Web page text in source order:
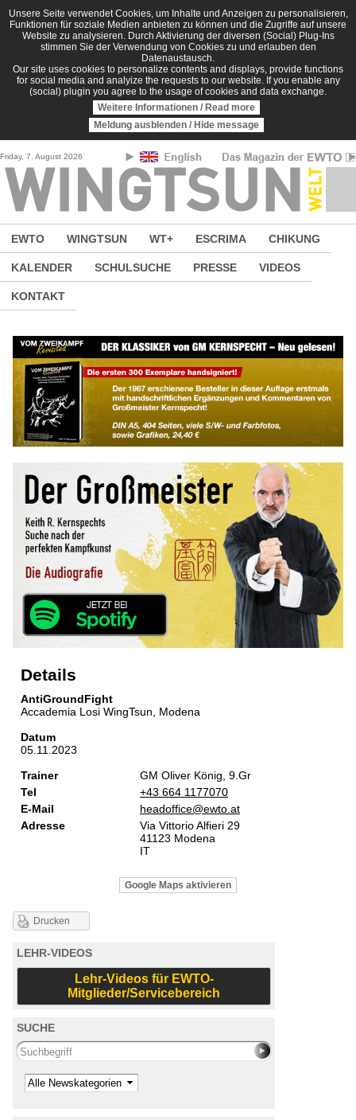
Direkt zum Inhalt
Unsere Seite verwendet Cookies, um Inhalte und Anzeigen zu personalisieren,
Funktionen für soziale Medien anbieten zu können und die Zugriffe auf unsere
Website zu analysieren. Durch Aktivierung der diversen (Social) Plug-Ins
stimmen Sie der Verwendung von Cookies zu und erlauben den
Datenaustausch.
Our site uses cookies to personalize contents and displays, provide functions
for social media and analyize the requests to our website. If you enable any
(social) plugin you agree to the usage of cookies and data exchange.
Weitere Informationen / Read more
Meldung ausblenden / Hide message
Friday, 7. August 2026
EWTO WINGTSUN WT+ ESCRIMA CHIKUNG
KALENDER SCHULSUCHE PRESSE VIDEOS
KONTAKT
Details
AntiGroundFight
Accademia Losi WingTsun, Modena
Datum
05.11.2023
Trainer
GM Oliver König, 9.Gr
Tel
+43 664 1177070
E-Mail
headoffice@ewto.at
Adresse
Via Vittorio Alfieri 29
41123 Modena
IT
Google Maps aktivieren
Drucken
LEHR-VIDEOS
Lehr-Videos für EWTO-
Mitglieder/Servicebereich
SUCHE
Search this site
Kategorie